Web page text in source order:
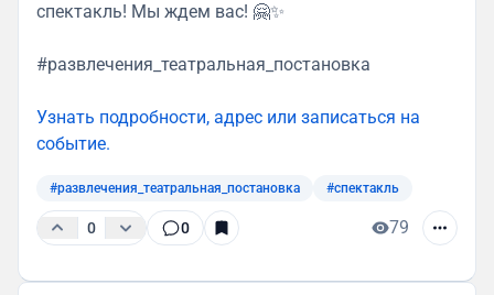
спектакль! Мы ждем вас! 🤗✨
#развлечения_театральная_постановка
Узнать подробности, адрес или записаться на
событие.
#развлечения_театральная_постановка #спектакль
0 0 79